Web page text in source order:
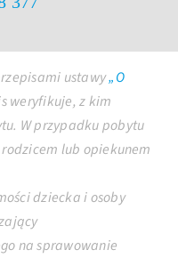
ustawy„O
weryfikuje, z kim
W przypadku pobytu
lub opiekunem
dziecka i osoby
na sprawowanie